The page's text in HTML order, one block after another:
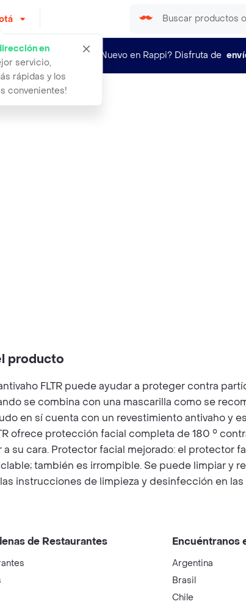
en
servicio,
rápidas y los
convenientes!
¿Nuevo en Rappi? Disfruta de
facial panoramic
producto
FLTR puede ayudar a proteger contra
se combina con una mascarilla como se
en sí cuenta con un revestimiento antivaho y
ofrece protección facial completa de 180 °
su cara. Protector facial mejorado: el protector
también es irrompible. Se puede limpiar
instrucciones de limpieza y desinfección en
de Restaurantes Encuéntranos
Argentina
Brasil
Chile